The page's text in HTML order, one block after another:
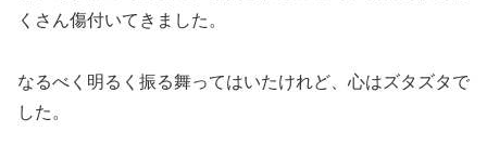
くさん傷付いてきました。
なるべく明るく振る舞ってはいたけれど、心はズタズタで
した。